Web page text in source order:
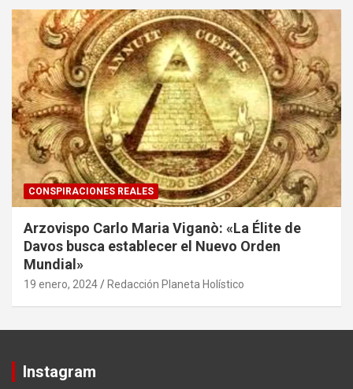
CONSPIRACIONES REALES
Arzovispo Carlo Maria Viganò: «La Élite de
Davos busca establecer el Nuevo Orden
Mundial»
19 enero, 2024 Redacción Planeta Holístico
Instagram